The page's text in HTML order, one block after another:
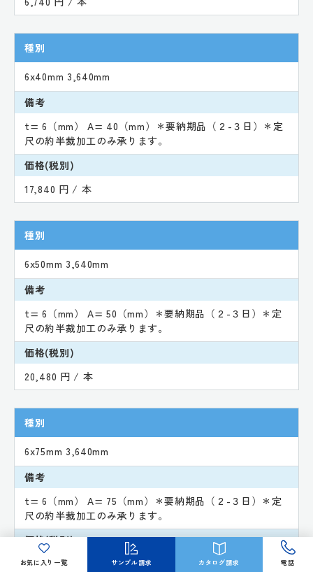
お気に入り一覧 サンプル請求 カタログ請求 電話
種別
6x40mm 3,640mm
備考
t= 6（mm） A= 40（mm）＊要納期品（２-３日）＊定
尺の約半裁加工のみ承ります。
価格(税別)
17,840 円 / 本
種別
6x50mm 3,640mm
備考
t= 6（mm） A= 50（mm）＊要納期品（２-３日）＊定
尺の約半裁加工のみ承ります。
価格(税別)
20,480 円 / 本
種別
6x75mm 3,640mm
備考
t= 6（mm） A= 75（mm）＊要納期品（２-３日）＊定
尺の約半裁加工のみ承ります。
価格(税別)
30,800 円 / 本